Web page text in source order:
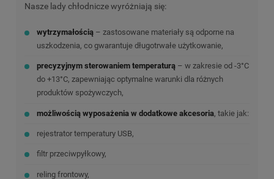
Nasze lady chłodnicze wyróżniają się:
wytrzymałością– zastosowane materiały są odporne na
uszkodzenia, co gwarantuje długotrwałe użytkowanie,
precyzyjnym sterowaniem temperaturą– w zakresie od -3°C
do +13°C, zapewniając optymalne warunki dla różnych
produktów spożywczych,
możliwością wyposażenia w dodatkowe akcesoria, takie jak:
rejestrator temperatury USB,
filtr przeciwpyłkowy,
reling frontowy,